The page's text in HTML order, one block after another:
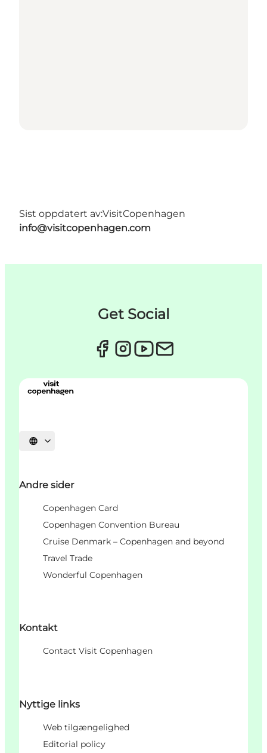
Sist oppdatert av:VisitCopenhagen
info@visitcopenhagen.com
Get Social
Velg språk
Andre sider
Copenhagen Card
Copenhagen Convention Bureau
Cruise Denmark – Copenhagen and beyond
Travel Trade
Wonderful Copenhagen
Kontakt
Contact Visit Copenhagen
Nyttige links
Web tilgængelighed
Editorial policy